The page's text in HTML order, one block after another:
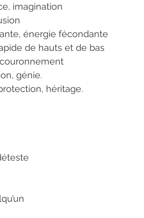
imagination
énergie fécondante
de hauts et de bas
couronnement
génie.
héritage.